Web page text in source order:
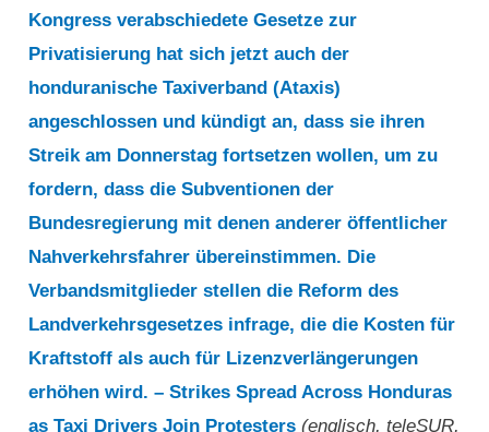
Kongress verabschiedete Gesetze zur
Privatisierung hat sich jetzt auch der
honduranische Taxiverband (Ataxis)
angeschlossen und kündigt an, dass sie ihren
Streik am Donnerstag fortsetzen wollen, um zu
fordern, dass die Subventionen der
Bundesregierung mit denen anderer öffentlicher
Nahverkehrsfahrer übereinstimmen. Die
Verbandsmitglieder stellen die Reform des
Landverkehrsgesetzes infrage, die die Kosten für
Kraftstoff als auch für Lizenzverlängerungen
erhöhen wird. – Strikes Spread Across Honduras
as Taxi Drivers Join Protesters (englisch, teleSUR,